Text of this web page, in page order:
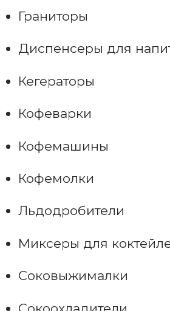
Граниторы
Диспенсеры для
Кегераторы
Кофеварки
Кофемашины
Кофемолки
Льдодробители
Миксеры для
Соковыжималки